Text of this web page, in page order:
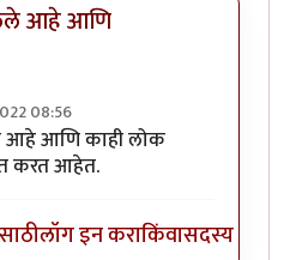
आहे आणि
08:56
भृशुंडी
आणि काही लोक
करत आहेत.
लॉग इन कराकिंवासदस्य व्हा